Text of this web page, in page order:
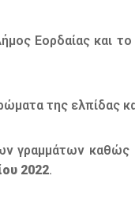
Εορδαίας και
της ελπίδας
γραμμάτων καθώς
2022.